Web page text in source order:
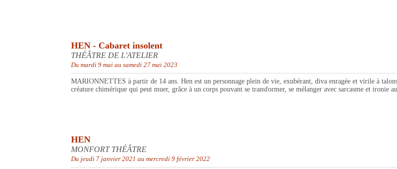
HEN - Cabaret insolent
THÉÂTRE DE L'ATELIER
Du mardi 9 mai au samedi 27 mai 2023
MARIONNETTES à partir de 14 ans. Hen est un personnage plein de vie, exubérant, diva enragée et virile à
créature chimérique qui peut muer, grâce à un corps pouvant se transformer, se mélanger avec sarcasme et ironie
HEN
MONFORT THÉÂTRE
Du jeudi 7 janvier 2021 au mercredi 9 février 2022